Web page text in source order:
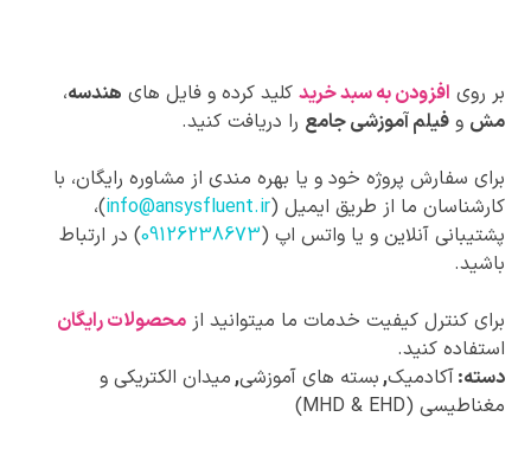
بر روی افزودن به سبد خرید کلید کرده و فایل های هندسه،
مش وفیلم آموزشی جامع را دریافت کنید.
برای سفارش پروژه خود و یا بهره مندی از مشاوره رایگان، با
کارشناسان ما از طریق ایمیل (info@ansysfluent.ir)،
پشتیبانی آنلاین و یا واتس اپ (09126238673) در ارتباط
باشید.
برای کنترل کیفیت خدمات ما میتوانید ازمحصولات رایگان
استفاده کنید.
دسته:آکادمیک,بسته های آموزشی,میدان الکتریکی و
مغناطیسی (MHD & EHD)